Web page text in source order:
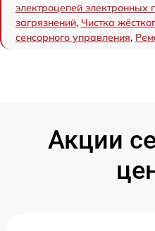
электроцепей электронных
загрязнений, Чистка
сенсорного управления,
Акции